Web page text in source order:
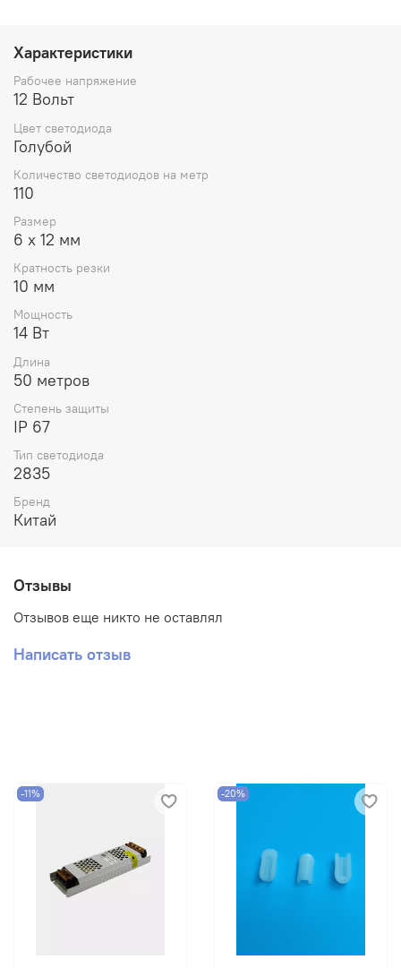
Характеристики
Рабочее напряжение
12 Вольт
Цвет светодиода
Голубой
Количество светодиодов на метр
110
Размер
6 х 12 мм
Кратность резки
10 мм
Мощность
14 Вт
Длина
50 метров
Степень защиты
IP 67
Тип светодиода
2835
Бренд
Китай
Отзывы
Отзывов еще никто не оставлял
Написать отзыв
-11% -20%